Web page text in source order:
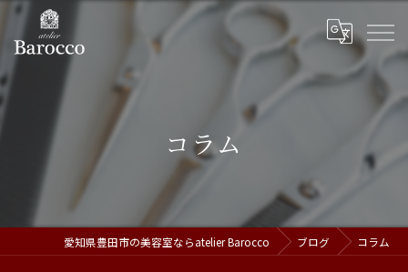
コラム
愛知県豊田市の美容室ならatelier Barocco ブログ コラム